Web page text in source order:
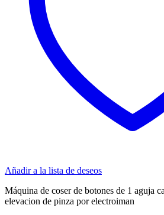
Añadir a la lista de deseos
Máquina de coser de botones de 1 aguja
elevacion de pinza por electroiman